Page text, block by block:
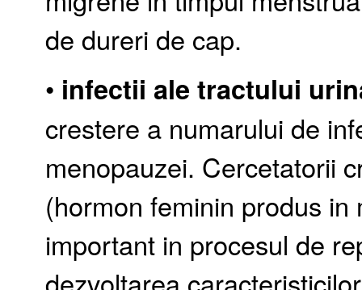
de dureri de cap.
• infectii ale tractului
crestere a numarului de
menopauzei. Cercetatorii
(hormon feminin produs
important in procesul de